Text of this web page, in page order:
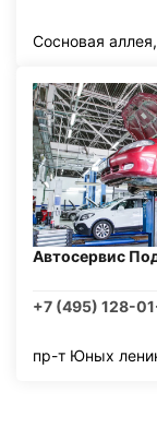
Сосновая
Автосервис
+7 (495) 128-
пр-т Юных